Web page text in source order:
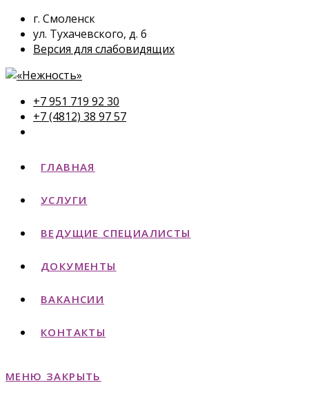
г. Смоленск
ул. Тухачевского, д. 6
Версия для слабовидящих
+7 951 719 92 30
+7 (4812) 38 97 57
ГЛАВНАЯ
УСЛУГИ
ВЕДУЩИЕ СПЕЦИАЛИСТЫ
ДОКУМЕНТЫ
ВАКАНСИИ
КОНТАКТЫ
МЕНЮ ЗАКРЫТЬ